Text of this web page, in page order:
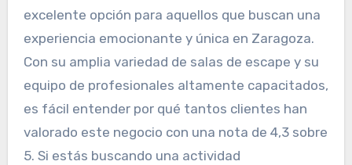
excelente opción para aquellos que buscan una
experiencia emocionante y única en Zaragoza.
Con su amplia variedad de salas de escape y su
equipo de profesionales altamente capacitados,
es fácil entender por qué tantos clientes han
valorado este negocio con una nota de 4,3 sobre
5. Si estás buscando una actividad